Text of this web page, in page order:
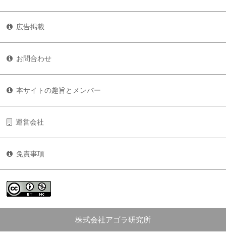
広告掲載
お問合わせ
本サイトの趣旨とメンバー
運営会社
免責事項
株式会社アゴラ研究所